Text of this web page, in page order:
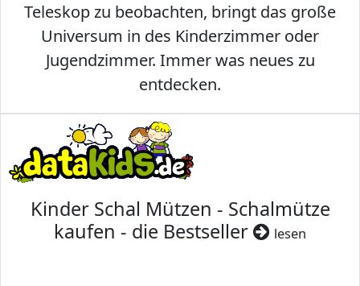
Teleskop zu beobachten, bringt das große
Universum in des Kinderzimmer oder
Jugendzimmer. Immer was neues zu
entdecken.
Kinder Schal Mützen - Schalmütze
kaufen - die Bestseller
lesen